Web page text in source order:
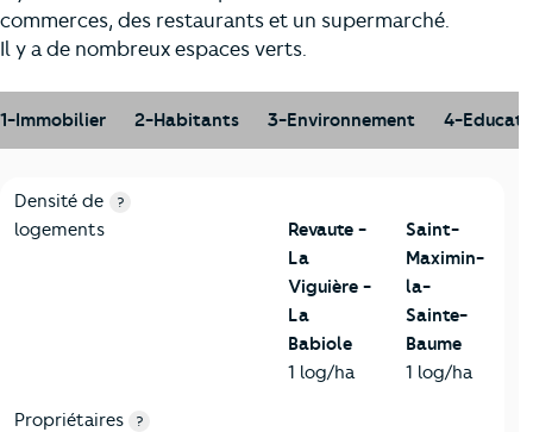
commerces, des restaurants et un supermarché.
Il y a de nombreux espaces verts.
1-Immobilier 2-Habitants 3-Environnement 4-
1-Immobilier
Critères Revaute - La Viguière - La Babiole
Densité de
logements
?
Revaute -
La
Viguière -
La
Babiole
1 log/ha
Saint-
Maximin-
la-
Sainte-
Baume
1 log/ha
Propriétaires
?